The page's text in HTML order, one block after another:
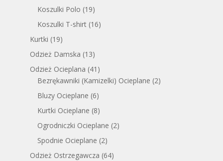
Koszulki Polo (19)
Koszulki T-shirt (16)
Kurtki (19)
Odzież Damska (13)
Odzież Ocieplana (41)
Bezrękawniki (Kamizelki) Ocieplane (2)
Bluzy Ocieplane (6)
Kurtki Ocieplane (8)
Ogrodniczki Ocieplane (2)
Spodnie Ocieplane (2)
Odzież Ostrzegawcza (64)